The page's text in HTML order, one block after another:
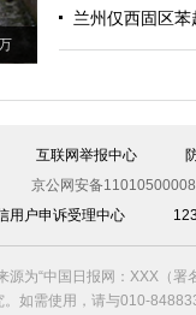
兰州仅西固区
互联网举报中心
京公网安备
用户申诉受理中心
源为“中国日报网：XXX（
如需使用，请与010-